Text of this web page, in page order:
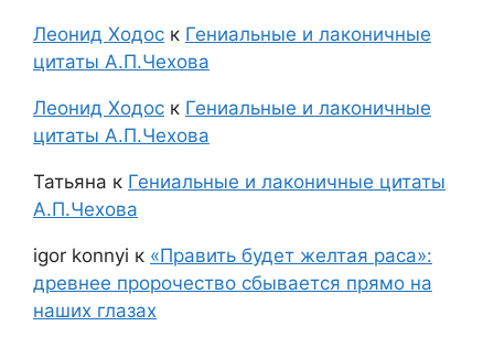
Леонид Ходос к Гениальные и лаконичные
цитаты А.П.Чехова
Леонид Ходос к Гениальные и лаконичные
цитаты А.П.Чехова
Татьяна к Гениальные и лаконичные цитаты
А.П.Чехова
igor konnyi к «Править будет желтая раса»:
древнее пророчество сбывается прямо на
наших глазах